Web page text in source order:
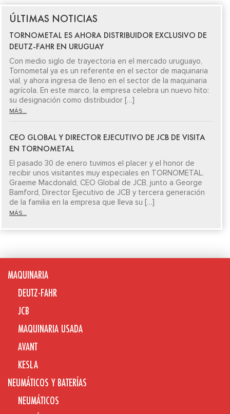
ÚLTIMAS NOTICIAS
TORNOMETAL ES AHORA DISTRIBUIDOR EXCLUSIVO DE
DEUTZ-FAHR EN URUGUAY
Con medio siglo de trayectoria en el mercado uruguayo,
Tornometal ya es un referente en el sector de maquinaria
vial, y ahora ingresa de lleno en el sector de la maquinaria
agrícola. En este marco, la empresa celebra un nuevo hito:
su designación como distribuidor […]
MÁS...
CEO GLOBAL Y DIRECTOR EJECUTIVO DE JCB DE VISITA
EN TORNOMETAL
El pasado 30 de enero tuvimos el placer y el honor de
recibir unos visitantes muy especiales en TORNOMETAL.
Graeme Macdonald, CEO Global de JCB, junto a George
Bamford, Director Ejecutivo de JCB y tercera generación
de la familia en la empresa que lleva su […]
MÁS...
MAQUINARIA
DEUTZ-FAHR
JCB
MAQUINARIA USADA
AVANT
KESLA
NEUMÁTICOS Y BATERÍAS
NEUMÁTICOS